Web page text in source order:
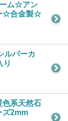
ム☆アン
☆合金製☆
ルバーカ
り
色系天然石
ズ2mm